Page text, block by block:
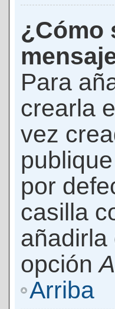
¿Cómo
Para
crearla
vez
por
casilla
añadirla
opción
Arriba